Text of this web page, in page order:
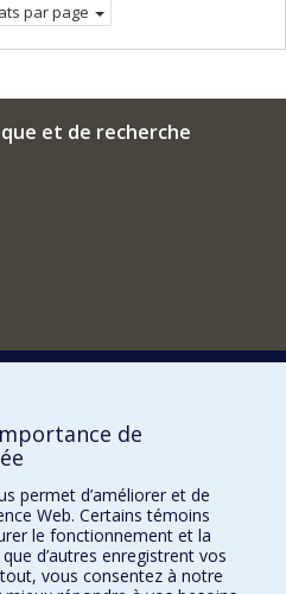
par page
et de recherche
de
permet d’améliorer et de
Web. Certains témoins
le fonctionnement et la
d’autres enregistrent vos
vous consentez à notre